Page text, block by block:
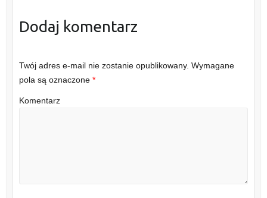
Dodaj komentarz
Twój adres e-mail nie zostanie opublikowany. Wymagane
pola są oznaczone *
Komentarz